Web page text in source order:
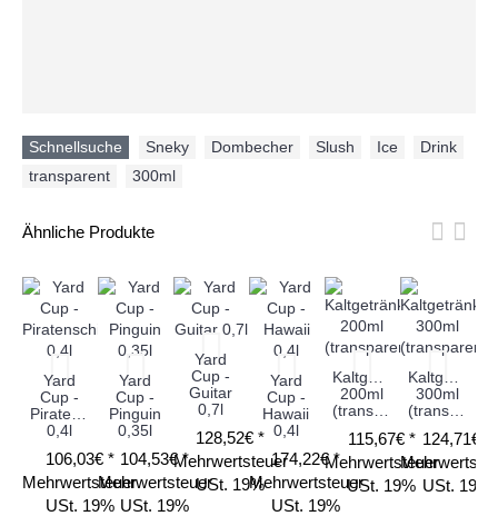
Schnellsuche Sneky Dombecher Slush Ice Drink
transparent
300ml
Ähnliche Produkte
Yard
Cup -
Piratenschiff
0,4l
106,03€ *
Mehrwertsteuer
USt. 19%
Yard
Cup -
Pinguin
0,35l
104,53€ *
Mehrwertsteuer
USt. 19%
Yard
Cup -
Guitar
0,7l
128,52€ *
Mehrwertsteuer
USt. 19%
Yard
Cup -
Hawaii
0,4l
174,22€ *
Mehrwertsteuer
USt. 19%
Kaltgetränkebecher
200ml
(transparent)
115,67€ *
Mehrwertsteuer
USt. 19%
300ml
(transparent)
124,71€ *
USt. 19%